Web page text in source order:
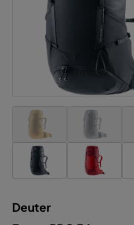
Deuter